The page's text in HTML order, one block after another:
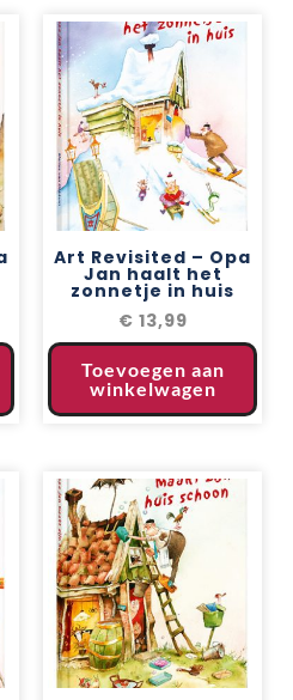
Art Revisited – Opa
Jan haalt het
zonnetje in huis
€ 13,99
Toevoegen aan
winkelwagen